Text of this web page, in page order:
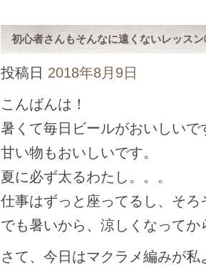
初心者さんもそんなに遠くないレッス
投稿日 2018年8月9日
こんばんは！
暑くて毎日ビールがおいしいで
甘い物もおいしいです。
夏に必ず太るわたし。。。
仕事はずっと座ってるし、そ
でも暑いから、涼しくなって
さて、今日はマクラメ編みが